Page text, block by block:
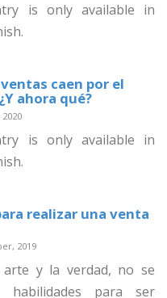
is only available in
caen por el
ahora qué?
is only available in
realizar una venta
2019
y la verdad, no se
habilidades para ser